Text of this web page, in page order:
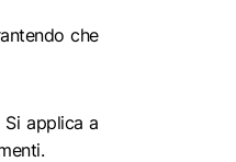
che
Si applica a